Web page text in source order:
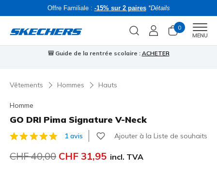
Offre Familiale : -15% sur 2 paires *Détails
0
MENU
🎒 Guide de la rentrée scolaire : ACHETER
Vêtements Hommes Hauts
Homme
GO DRI Pima Signature V-Neck
Évaluation client 5 sur 5
1 avis Ajouter à la Liste de souhaits
Prix réduit de
CHF 40,00 à
CHF 31,95 incl. TVA